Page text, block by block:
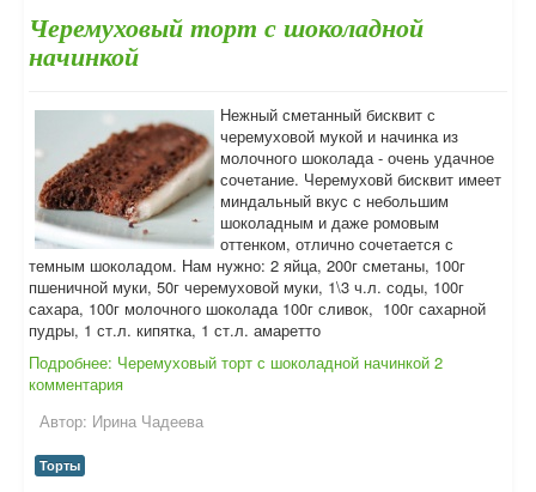
Черемуховый торт с шоколадной
начинкой
Нежный сметанный бисквит с
черемуховой мукой и начинка из
молочного шоколада - очень удачное
сочетание. Черемуховй бисквит имеет
миндальный вкус с небольшим
шоколадным и даже ромовым
оттенком, отлично сочетается с
темным шоколадом. Нам нужно: 2 яйца, 200г сметаны, 100г
пшеничной муки, 50г черемуховой муки, 1\3 ч.л. соды, 100г
сахара, 100г молочного шоколада 100г сливок, 100г сахарной
пудры, 1 ст.л. кипятка, 1 ст.л. амаретто
Подробнее: Черемуховый торт с шоколадной начинкой 2
комментария
Автор: Ирина Чадеева
Торты